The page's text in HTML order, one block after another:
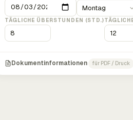
TÄGLICHE ÜBERSTUNDEN (STD.)
Dokumentinformationen für PDF / Druck